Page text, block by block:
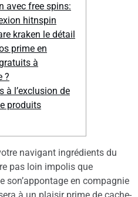
avec free spins:
hitnspin
kraken le détail
prime en
à
?
à l’exclusion de
produits
navigant ingrédients du
pas loin impolis que
son’appontage en compagnie